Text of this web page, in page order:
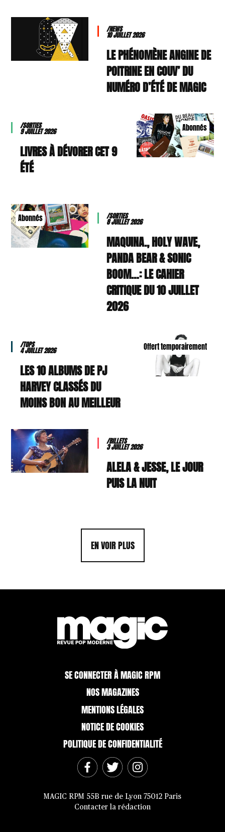
/NEWS
10 JUILLET 2026
LE PHÉNOMÈNE ANGINE DE
POITRINE EN COUV’ DU
NUMÉRO D’ÉTÉ DE MAGIC
Abonnés
/SORTIES
9 JUILLET 2026
9 LIVRES À DÉVORER CET
ÉTÉ
Abonnés /SORTIES
8 JUILLET 2026
MAQUINA., HOLY WAVE,
PANDA BEAR & SONIC
BOOM…: LE CAHIER
CRITIQUE DU 10 JUILLET
2026
Offert temporairement
/TOPS
4 JUILLET 2026
LES 10 ALBUMS DE PJ
HARVEY CLASSÉS DU
MOINS BON AU MEILLEUR
/BILLETS
3 JUILLET 2026
ALELA & JESSE, LE JOUR
PUIS LA NUIT
EN VOIR PLUS
SE CONNECTER À MAGIC RPM
NOS MAGAZINES
MENTIONS LÉGALES
NOTICE DE COOKIES
POLITIQUE DE CONFIDENTIALITÉ
MAGIC RPM 55B rue de Lyon 75012 Paris
Contacter la rédaction